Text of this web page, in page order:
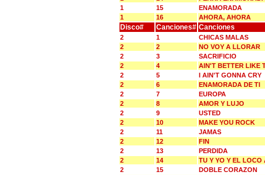
1
15
ENAMORADA
1
16 AHORA, AHORA
Disco# Canciones# Canciones
2 1
CHICAS MALAS
2
2
NO VOY A LLORAR
2
3
SACRIFICIO
2
4
AIN'T BETTER LIKE
2
5
I AIN'T GONNA CRY
2
6
ENAMORADA DE TI
2
7
EUROPA
2
8
AMOR Y LUJO
2
9
USTED
2
10
MAKE YOU ROCK
2
11
JAMAS
2
12
FIN
2
13
PERDIDA
2
14
TU Y YO Y EL LOCO
2
15
DOBLE CORAZON